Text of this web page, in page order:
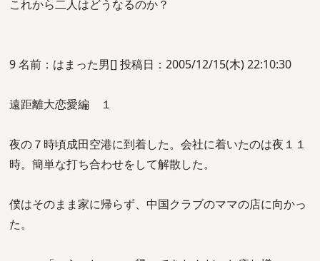
これから二人はどうなるのか？
9 名前：はまった男[] 投稿日：2005/12/15(木) 22:10:30
遠距離大恋愛編 １
夜の７時頃成田空港に到着した。会社に着いたのは夜１１
時。簡単な打ち合わせをして解散した。
僕はそのまま家に帰らず、中国クラブのママの店に向かっ
た。